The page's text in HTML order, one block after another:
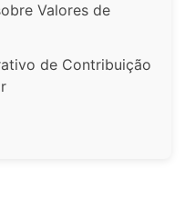
Valores de
de Contribuição